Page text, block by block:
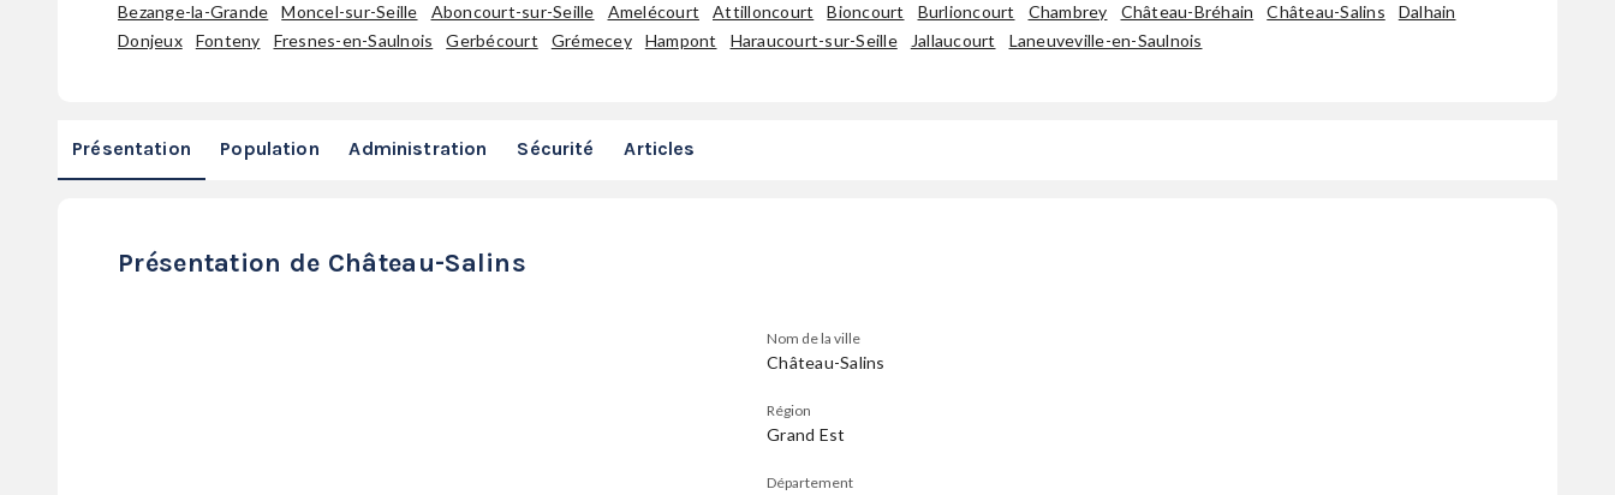
Bezange-la-Grande Moncel-sur-Seille Aboncourt-sur-Seille Amelécourt Attilloncourt Bioncourt Burlioncourt Chambrey Château-Bréhain Château-Salins
Dalhain
Donjeux
Fonteny Fresnes-en-Saulnois Gerbécourt Grémecey Hampont Haraucourt-sur-Seille Jallaucourt Laneuveville-en-Saulnois
Présentation Population Administration Sécurité Articles
Présentation de Château-Salins
Nom de la ville
Château-Salins
Région
Grand Est
Département